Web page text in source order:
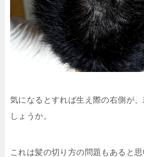
気になるとすれば生え際の右側が
しょうか。
これは髪の切り方の問題もあると思